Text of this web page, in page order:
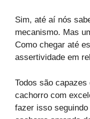
Sim, até aí nós
mecanismo. Mas
Como chegar até
assertividade em
Todos são
cachorro com
fazer isso